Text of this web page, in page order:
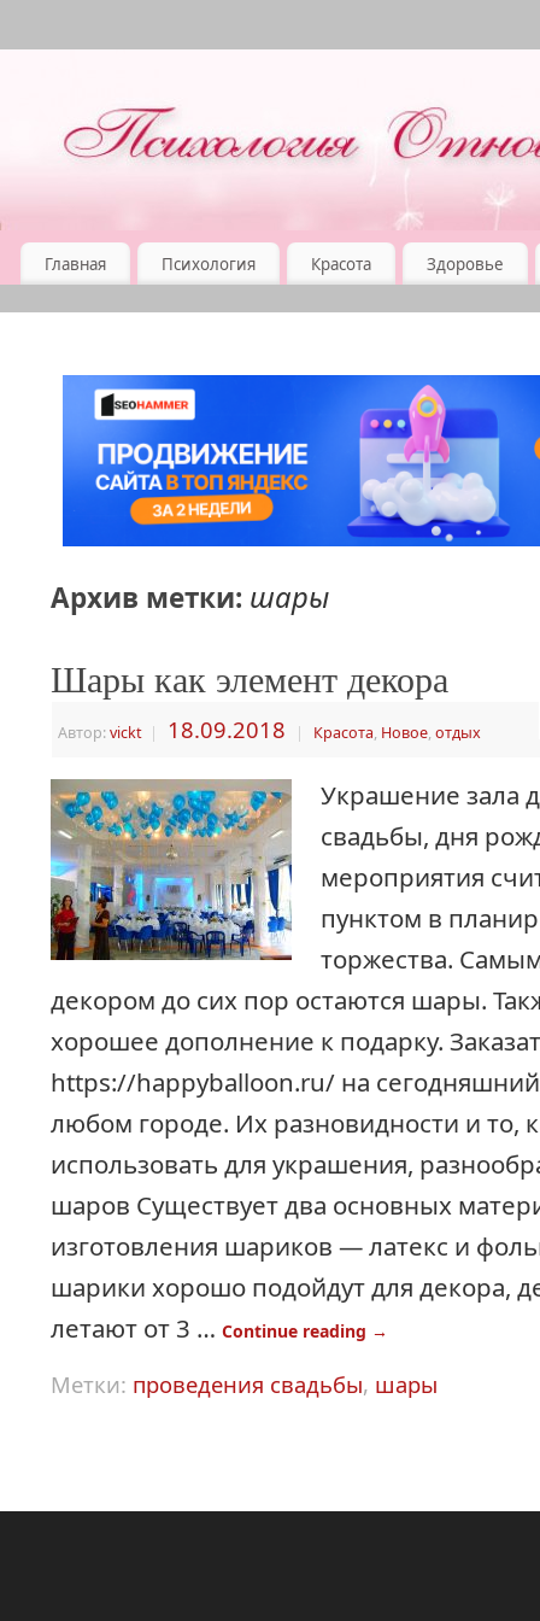
Главная Психология Красота Здоровье
Архив метки: шары
Шары как элемент декора
Автор:vickt | 18.09.2018 | Красота, Новое, отдых
Украшение зала
свадьбы, дня
мероприятия
пунктом в
торжества.
декором до сих пор остаются шары.
хорошее дополнение к подарку.
https://happyballoon.ru/ на
любом городе. Их разновидности и то,
использовать для украшения,
шаров Существует два основных
изготовления шариков — латекс и
шарики хорошо подойдут для декора,
летают от 3 … Continue reading →
Метки: проведения свадьбы, шары